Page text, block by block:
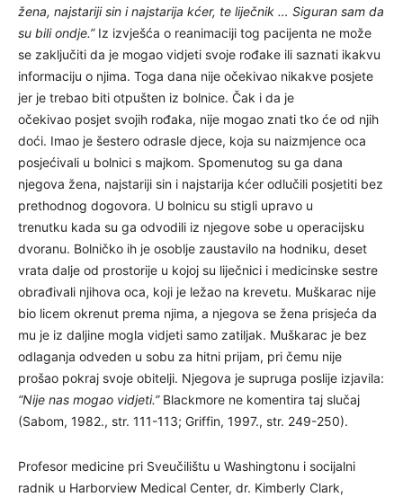
žena, najstariji sin i najstarija kćer, te liječnik … Siguran sam da
su bili ondje.”Iz izvješća o reanimaciji tog pacijenta ne može
se zaključiti da je mogao vidjeti svoje rođake ili saznati ikakvu
informaciju o njima. Toga dana nije očekivao nikakve posjete
jer je trebao biti otpušten iz bolnice. Čak i da je
očekivao posjet svojih rođaka, nije mogao znati tko će od njih
doći. Imao je šestero odrasle djece, koja su naizmjence oca
posjećivali u bolnici s majkom. Spomenutog su ga dana
njegova žena, najstariji sin i najstarija kćer odlučili posjetiti bez
prethodnog dogovora. U bolnicu su stigli upravo u
trenutku kada su ga odvodili iz njegove sobe u operacijsku
dvoranu. Bolničko ih je osoblje zaustavilo na hodniku, deset
vrata dalje od prostorije u kojoj su liječnici i medicinske sestre
obrađivali njihova oca, koji je ležao na krevetu. Muškarac nije
bio licem okrenut prema njima, a njegova se žena prisjeća da
mu je iz daljine mogla vidjeti samo zatiljak. Muškarac je bez
odlaganja odveden u sobu za hitni prijam, pri čemu nije
prošao pokraj svoje obitelji. Njegova je supruga poslije izjavila:
“Nije nas mogao vidjeti.”Blackmore ne komentira taj slučaj
(Sabom, 1982., str. 111-113; Griffin, 1997., str. 249-250).
Profesor medicine pri Sveučilištu u Washingtonu i socijalni
radnik u Harborview Medical Center, dr. Kimberly Clark,